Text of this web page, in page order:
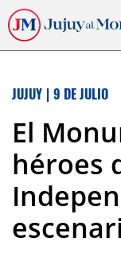
JUJUY | 9 DE JULIO
El
héroes